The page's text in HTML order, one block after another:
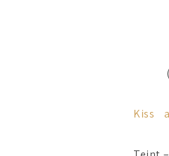
)
Kiss